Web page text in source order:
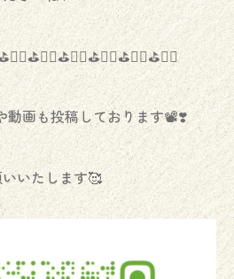
動画も投稿しております📽❣️
いたします🥰